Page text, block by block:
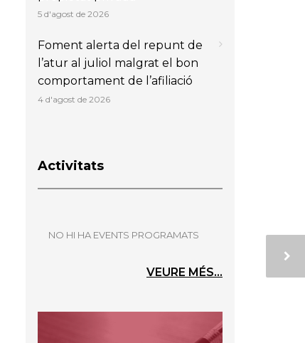
5 d'agost de 2026
Foment alerta del repunt de
l’atur al juliol malgrat el bon
comportament de l’afiliació
4 d'agost de 2026
Activitats
NO HI HA EVENTS PROGRAMATS
VEURE MÉS...